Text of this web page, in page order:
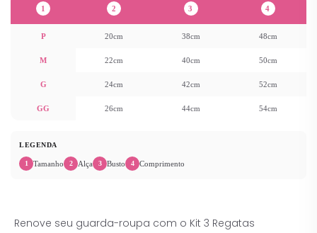
1 2 3 4
P 20cm 38cm 48cm
M 22cm 40cm 50cm
G 24cm 42cm 52cm
GG 26cm 44cm 54cm
LEGENDA
1 Tamanho 2 Alça 3 Busto 4 Comprimento
Renove seu guarda-roupa com o Kit 3 Regatas